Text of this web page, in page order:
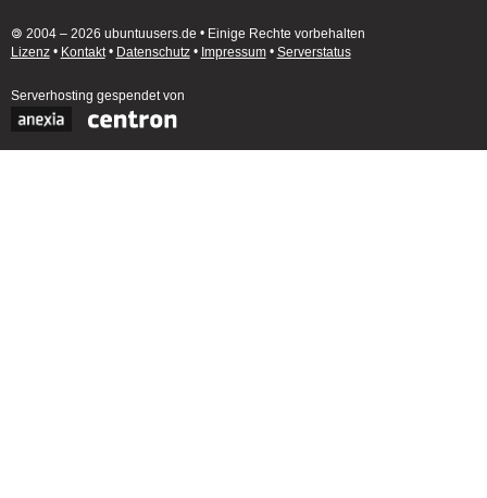
🄯 2004 – 2026 ubuntuusers.de • Einige Rechte vorbehalten
Lizenz• Kontakt• Datenschutz• Impressum• Serverstatus
Serverhosting gespendet von